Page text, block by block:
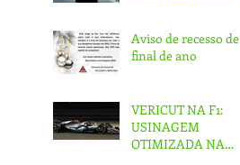
Aviso de recesso de
final de ano
VERICUT NA F1:
USINAGEM
OTIMIZADA NA